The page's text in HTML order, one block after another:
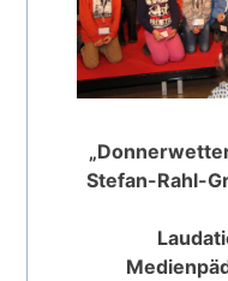
Stefan-Rahl-